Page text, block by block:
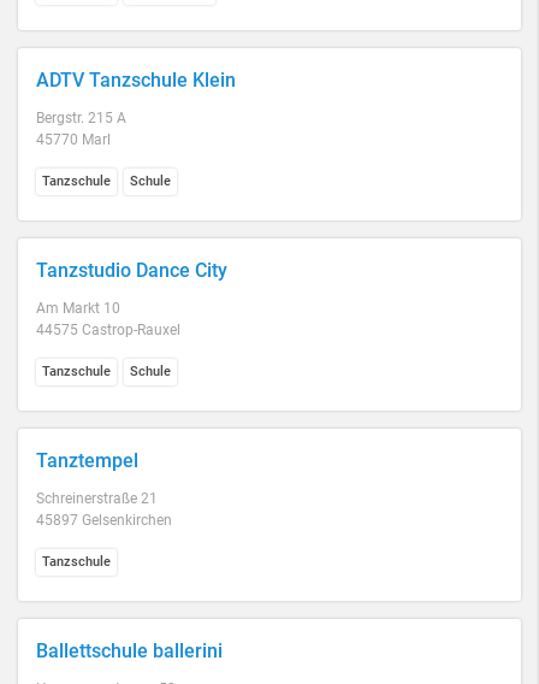
ADTV Tanzschule Klein
Bergstr. 215 A
45770 Marl
Tanzschule Schule
Tanzstudio Dance City
Am Markt 10
44575 Castrop-Rauxel
Tanzschule Schule
Tanztempel
Schreinerstraße 21
45897 Gelsenkirchen
Tanzschule
Ballettschule ballerini